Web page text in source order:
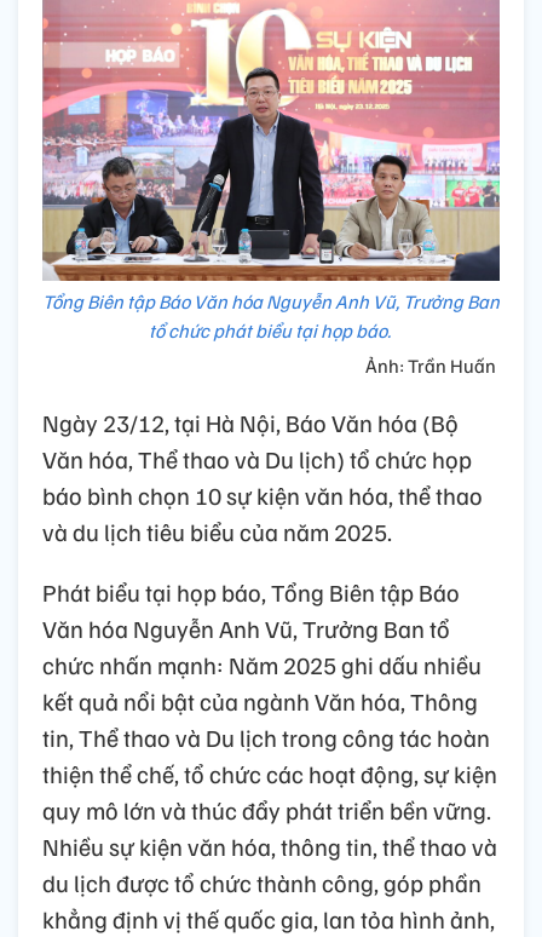
Tổng Biên tập Báo Văn hóa Nguyễn Anh Vũ, Trưởng Ban
tổ chức phát biểu tại họp báo.
Ảnh: Trần Huấn
Ngày 23/12, tại Hà Nội, Báo Văn hóa (Bộ
Văn hóa, Thể thao và Du lịch) tổ chức họp
báo bình chọn 10 sự kiện văn hóa, thể thao
và du lịch tiêu biểu của năm 2025.
Phát biểu tại họp báo, Tổng Biên tập Báo
Văn hóa Nguyễn Anh Vũ, Trưởng Ban tổ
chức nhấn mạnh: Năm 2025 ghi dấu nhiều
kết quả nổi bật của ngành Văn hóa, Thông
tin, Thể thao và Du lịch trong công tác hoàn
thiện thể chế, tổ chức các hoạt động, sự kiện
quy mô lớn và thúc đẩy phát triển bền vững.
Nhiều sự kiện văn hóa, thông tin, thể thao và
du lịch được tổ chức thành công, góp phần
khẳng định vị thế quốc gia, lan tỏa hình ảnh,